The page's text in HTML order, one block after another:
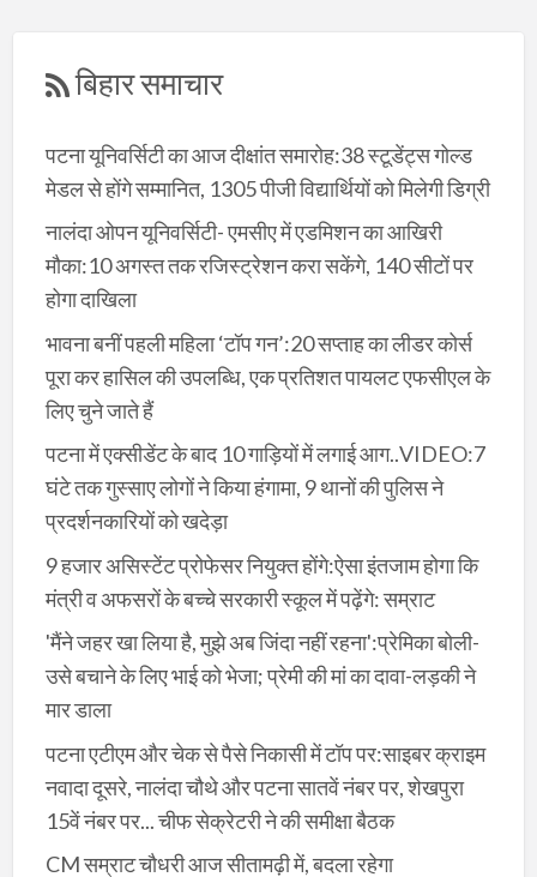
बिहार समाचार
पटना यूनिवर्सिटी का आज दीक्षांत समारोह:38 स्टूडेंट्स गोल्ड
मेडल से होंगे सम्मानित, 1305 पीजी विद्यार्थियों को मिलेगी डिग्री
नालंदा ओपन यूनिवर्सिटी- एमसीए में एडमिशन का आखिरी
मौका:10 अगस्त तक रजिस्ट्रेशन करा सकेंगे, 140 सीटों पर
होगा दाखिला
भावना बनीं पहली महिला ‘टॉप गन’:20 सप्ताह का लीडर कोर्स
पूरा कर हासिल की उपलब्धि, एक प्रतिशत पायलट एफसीएल के
लिए चुने जाते हैं
पटना में एक्सीडेंट के बाद 10 गाड़ियों में लगाई आग..VIDEO:7
घंटे तक गुस्साए लोगों ने किया हंगामा, 9 थानों की पुलिस ने
प्रदर्शनकारियों को खदेड़ा
9 हजार असिस्टेंट प्रोफेसर नियुक्त होंगे:ऐसा इंतजाम होगा कि
मंत्री व अफसरों के बच्चे सरकारी स्कूल में पढ़ेंगे: सम्राट
'मैंने जहर खा लिया है, मुझे अब जिंदा नहीं रहना':प्रेमिका बोली-
उसे बचाने के लिए भाई को भेजा; प्रेमी की मां का दावा-लड़की ने
मार डाला
पटना एटीएम और चेक से पैसे निकासी में टॉप पर:साइबर क्राइम
नवादा दूसरे, नालंदा चौथे और पटना सातवें नंबर पर, शेखपुरा
15वें नंबर पर... चीफ सेक्रेटरी ने की समीक्षा बैठक
CM सम्राट चौधरी आज सीतामढ़ी में, बदला रहेगा